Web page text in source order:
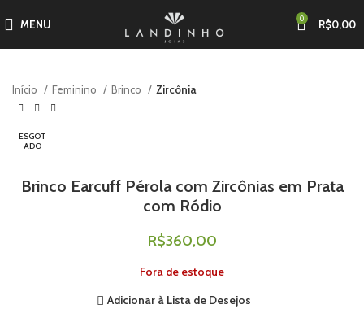
MENU 0 R$0,00
Início Feminino Brinco Zircônia
ESGOT
ADO
Brinco Earcuff Pérola com Zircônias em Prata
com Ródio
R$360,00
Fora de estoque
Adicionar à Lista de Desejos